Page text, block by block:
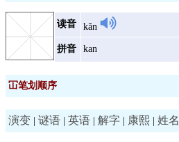
读音 kǎn
拼音 kan
冚笔划顺序
演变 | 谜语 | 英语 | 解字 | 康熙 | 姓名